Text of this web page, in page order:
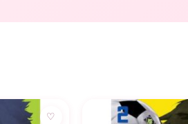
♡ NUOLAIDA